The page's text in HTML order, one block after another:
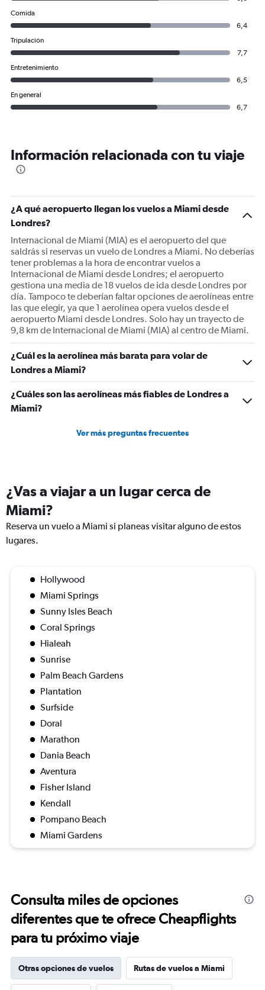
Comida
6,4
Tripulación
7,7
Entretenimiento
6,5
En general
6,7
Información relacionada con tu viaje
¿A qué aeropuerto llegan los vuelos a Miami desde
Londres?
Internacional de Miami (MIA) es el aeropuerto del que
saldrás si reservas un vuelo de Londres a Miami. No deberías
tener problemas a la hora de encontrar vuelos a
Internacional de Miami desde Londres; el aeropuerto
gestiona una media de 18 vuelos de ida desde Londres por
día. Tampoco te deberían faltar opciones de aerolíneas entre
las que elegir, ya que 1 aerolínea opera vuelos desde el
aeropuerto Miami desde Londres. Solo hay un trayecto de
9,8 km de Internacional de Miami (MIA) al centro de Miami.
¿Cuál es la aerolínea más barata para volar de
Londres a Miami?
¿Cuáles son las aerolíneas más fiables de Londres a
Miami?
Ver más preguntas frecuentes
¿Vas a viajar a un lugar cerca de
Miami?
Reserva un vuelo a Miami si planeas visitar alguno de estos
lugares.
Hollywood
Miami Springs
Sunny Isles Beach
Coral Springs
Hialeah
Sunrise
Palm Beach Gardens
Plantation
Surfside
Doral
Marathon
Dania Beach
Aventura
Fisher Island
Kendall
Pompano Beach
Miami Gardens
Consulta miles de opciones
diferentes que te ofrece Cheapflights
para tu próximo viaje
Otras opciones de vuelos Rutas de vuelos a Miami